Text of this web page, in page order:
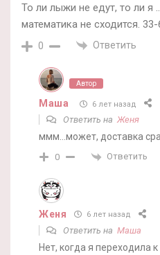
То ли лыжи не едут, то ли я
математика не сходится.
0 Ответить
Автор
Маша 6 лет назад
Ответить на Женя
ммм…может, доставка
0 Ответить
Женя 6 лет назад
Ответить на Маша
Нет, когда я переходила